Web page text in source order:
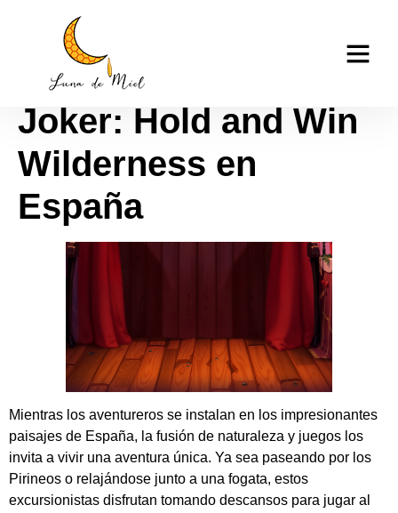
Instalación de
acampada en Royal
Joker: Hold and Win
Wilderness en
España
Mientras los aventureros se instalan en los impresionantes
paisajes de España, la fusión de naturaleza y juegos los
invita a vivir una aventura única. Ya sea paseando por los
Pirineos o relajándose junto a una fogata, estos
excursionistas disfrutan tomando descansos para jugar al